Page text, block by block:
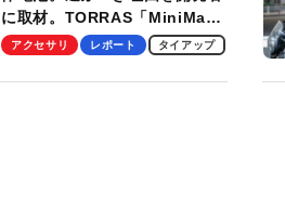
に取材。TORRAS「MiniMag
Pro」の実機レビューも
アクセサリ レポート タイアップ